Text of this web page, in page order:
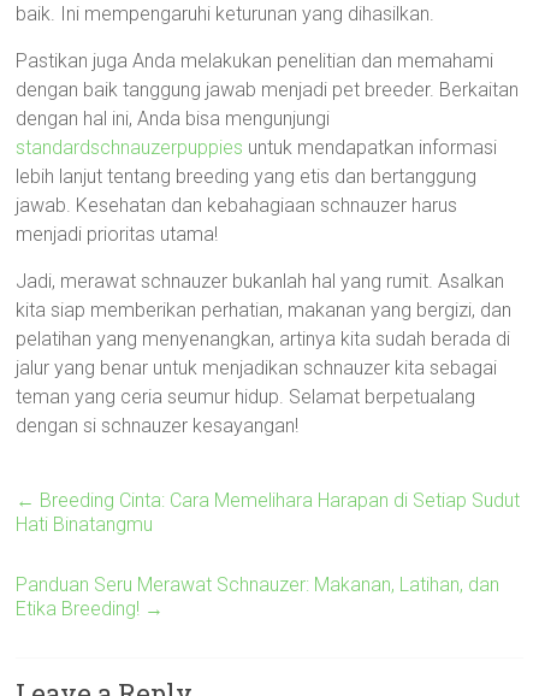
baik. Ini mempengaruhi keturunan yang dihasilkan.
Pastikan juga Anda melakukan penelitian dan memahami
dengan baik tanggung jawab menjadi pet breeder. Berkaitan
dengan hal ini, Anda bisa mengunjungi
standardschnauzerpuppies untuk mendapatkan informasi
lebih lanjut tentang breeding yang etis dan bertanggung
jawab. Kesehatan dan kebahagiaan schnauzer harus
menjadi prioritas utama!
Jadi, merawat schnauzer bukanlah hal yang rumit. Asalkan
kita siap memberikan perhatian, makanan yang bergizi, dan
pelatihan yang menyenangkan, artinya kita sudah berada di
jalur yang benar untuk menjadikan schnauzer kita sebagai
teman yang ceria seumur hidup. Selamat berpetualang
dengan si schnauzer kesayangan!
← Breeding Cinta: Cara Memelihara Harapan di Setiap Sudut
Hati Binatangmu
Panduan Seru Merawat Schnauzer: Makanan, Latihan, dan
Etika Breeding! →